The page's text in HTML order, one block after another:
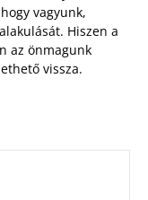
vagyunk,
Hiszen a
az önmagunk
vissza.